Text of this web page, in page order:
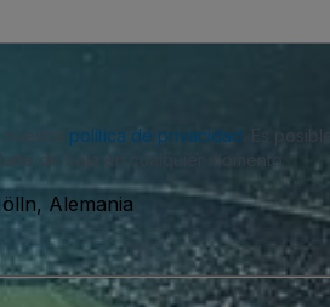
política de privacidad . Es
de baja en cualquier momento.
Alemania